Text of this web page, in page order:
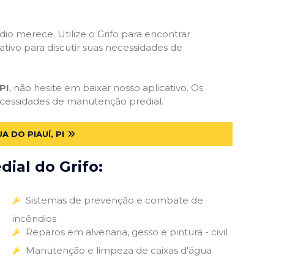
merece. Utilize o Grifo para encontrar
para discutir suas necessidades de
, não hesite em baixar nosso aplicativo. Os
de manutenção predial.
DO PIAUÍ, PI
do Grifo:
Sistemas de prevenção e combate de
incêndios
Reparos em alvenaria, gesso e pintura - civil
Manutenção e limpeza de caixas d'água